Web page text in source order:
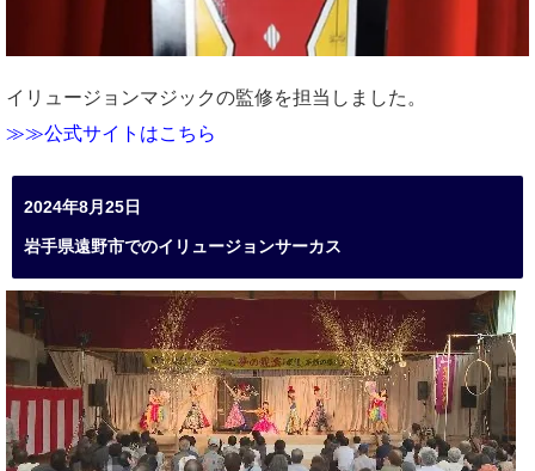
イリュージョンマジックの監修を担当しました。
≫≫公式サイトはこちら
2024年8月25日
岩手県遠野市でのイリュージョンサーカス